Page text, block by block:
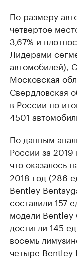
По размеру
четвертое
3,67% и
Лидерами
автомобилей),
Московская
Свердловская
в России по
4501
По данным
России за
что оказалось
2018 год (286
Bentley
составили 157
модели Bentley
достигли 145
восемь
четыре Bentley